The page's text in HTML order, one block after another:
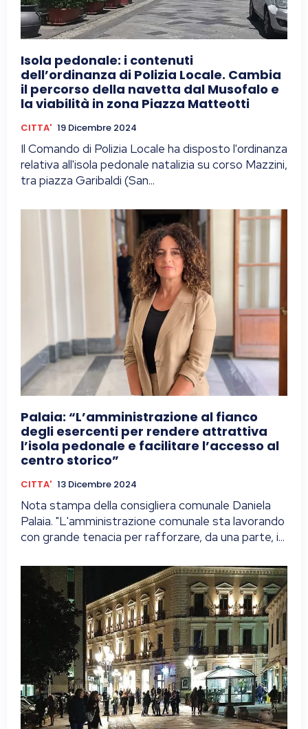
Isola pedonale: i contenuti
dell’ordinanza di Polizia Locale. Cambia
il percorso della navetta dal Musofalo e
la viabilità in zona Piazza Matteotti
CITTA' 19 Dicembre 2024
Il Comando di Polizia Locale ha disposto l'ordinanza
relativa all'isola pedonale natalizia su corso Mazzini,
tra piazza Garibaldi (San...
Palaia: “L’amministrazione al fianco
degli esercenti per rendere attrattiva
l’isola pedonale e facilitare l’accesso al
centro storico”
CITTA' 13 Dicembre 2024
Nota stampa della consigliera comunale Daniela
Palaia. "L'amministrazione comunale sta lavorando
con grande tenacia per rafforzare, da una parte, i...